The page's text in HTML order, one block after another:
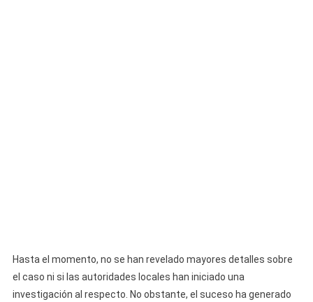
Hasta el momento, no se han revelado mayores detalles sobre
el caso ni si las autoridades locales han iniciado una
investigación al respecto. No obstante, el suceso ha generado